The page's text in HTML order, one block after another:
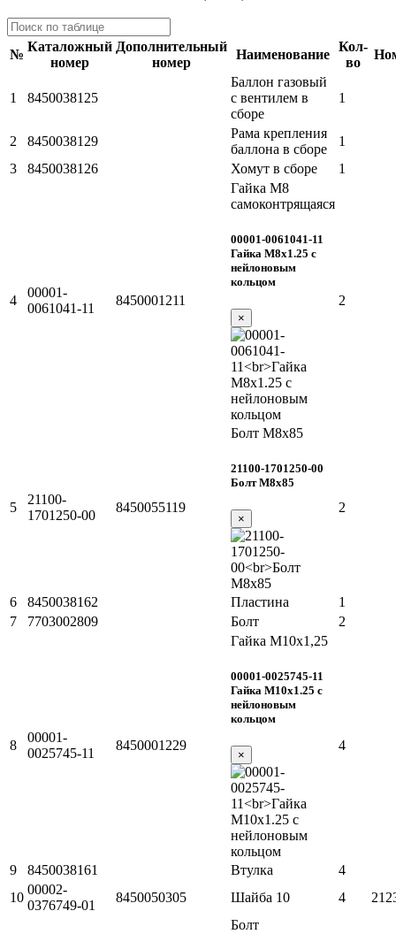
№
Каталожный
номер
Дополнительный
номер
Наименование
Кол-
во
1 8450038125
Баллон газовый
с вентилем в
сборе
1
2 8450038129
Рама крепления
баллона в сборе
1
3
8450038126 Хомут в сборе 1
4
00001-
0061041-11
8450001211
Гайка М8
самоконтрящаяся
00001-0061041-11
Гайка М8х1.25 с
нейлоновым
кольцом
×
2
5
21100-
1701250-00
8450055119
Болт М8х85
21100-1701250-00
Болт М8х85
×
2
6 8450038162 Пластина
1
7
7703002809 Болт 2
8
00001-
0025745-11
8450001229
Гайка М10х1,25
00001-0025745-11
Гайка М10х1.25 с
нейлоновым
кольцом
×
4
9 8450038161 Втулка
4
10
00002-
0376749-01
8450050305 Шайба 10 4
Болт